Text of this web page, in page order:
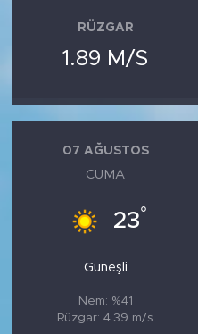
RÜZGAR
1.89 M/S
07 AĞUSTOS
CUMA
23°
Güneşli
Nem: %41
Rüzgar: 4.39 m/s